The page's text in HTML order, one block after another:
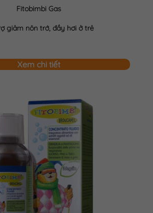
Fitobimbi Gas
giảm nôn trớ, đầy hơi ở trẻ
Xem chi tiết